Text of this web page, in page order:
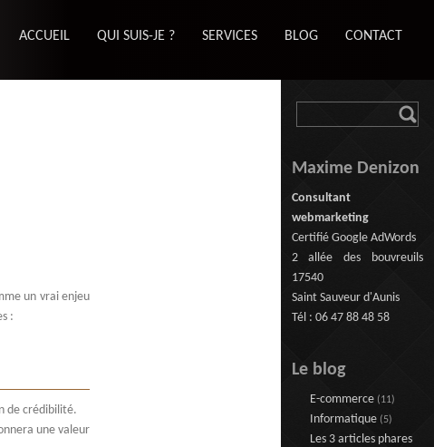
ACCUEIL QUI SUIS-JE ? SERVICES BLOG CONTACT
un vrai enjeu
:
de crédibilité.
une valeur
Maxime Denizon
Consultant
webmarketing
Certifié Google AdWords
2 allée des bouvreuils
17540
Saint Sauveur d'Aunis
Tél : 06 47 88 48 58
Le blog
E-commerce(11)
Informatique(5)
Les 3 articles phares